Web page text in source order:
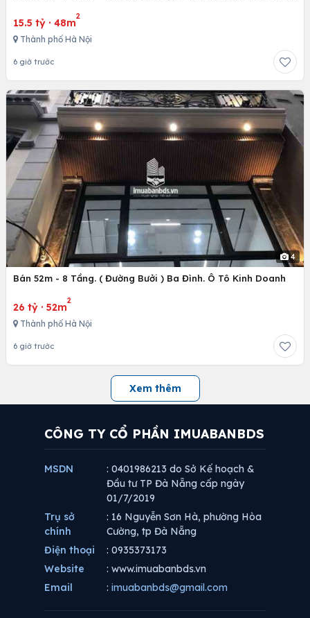
15.5 tỷ · 48m
2
Thành phố Hà Nội
6 giờ trước
4
Bán 52m - 8 Tầng. ( Đường Bưởi ) Ba Đình. Ô Tô Kinh Doanh
26 tỷ · 52m
2
Thành phố Hà Nội
6 giờ trước
Xem thêm
CÔNG TY CỔ PHẦN IMUABANBDS
MSDN
: 0401986213 do Sở Kế hoạch &
Đầu tư TP Đà Nẵng cấp ngày
01/7/2019
Trụ sở
chính
: 16 Nguyễn Sơn Hà, phường Hòa
Cường, tp Đà Nẵng
Điện thoại
: 0935373173
Website
: www.imuabanbds.vn
Email
: imuabanbds@gmail.com